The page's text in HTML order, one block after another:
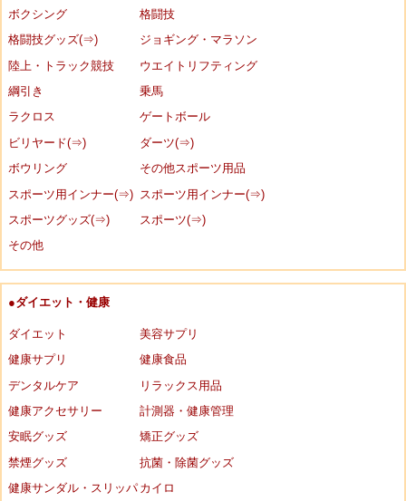
ボクシング
格闘技
格闘技グッズ(⇒)
ジョギング・マラソン
陸上・トラック競技
ウエイトリフティング
綱引き
乗馬
ラクロス
ゲートボール
ビリヤード(⇒)
ダーツ(⇒)
ボウリング
その他スポーツ用品
スポーツ用インナー(⇒)
スポーツ用インナー(⇒)
スポーツグッズ(⇒)
スポーツ(⇒)
その他
●ダイエット・健康
ダイエット
美容サプリ
健康サプリ
健康食品
デンタルケア
リラックス用品
健康アクセサリー
計測器・健康管理
安眠グッズ
矯正グッズ
禁煙グッズ
抗菌・除菌グッズ
健康サンダル・スリッパ カイロ